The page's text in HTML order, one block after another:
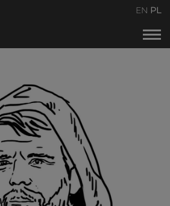
EN PL
idei spotkań
Kontakt
Archiwum